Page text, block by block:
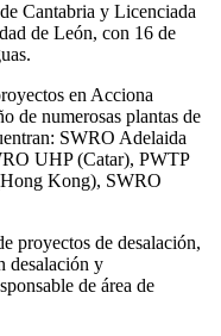
Cantabria y Licenciada
de León, con 16 de
en Acciona
de numerosas plantas de
SWRO Adelaida
UHP (Catar), PWTP
Kong), SWRO
proyectos de desalación,
desalación y
de área de